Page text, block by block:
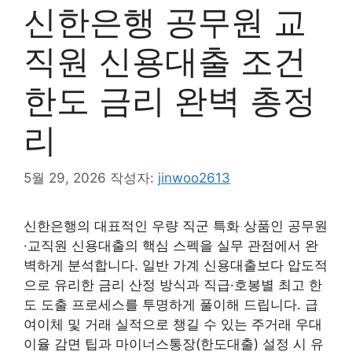
신한은행 공무원 교
직원 신용대출 조건
한도 금리 완벽 총정
리
5월 29, 2026 작성자: jinwoo2613
신한은행의 대표적인 우량 직군 특화 상품인 공무원
·교직원 신용대출의 핵심 스펙을 실무 관점에서 완
벽하게 분석합니다. 일반 가계 신용대출보다 압도적
으로 유리한 금리 산정 방식과 직급·호봉별 최고 한
도 도출 프로세스를 투명하게 풀이해 드립니다. 급
여이체 및 거래 실적으로 챙길 수 있는 주거래 우대
이율 감면 팁과 마이너스통장(한도대출) 설정 시 유